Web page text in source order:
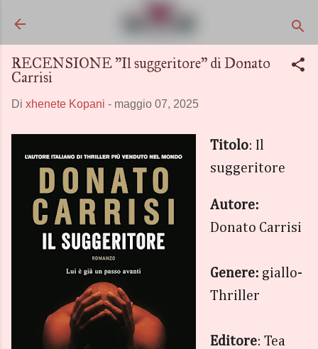
RECENSIONE "Il suggeritore" di Donato
Carrisi
Di xhenete Kopani - maggio 07, 2025
Titolo: Il
suggeritore
Autore:
Donato Carrisi
Genere: giallo-
Thriller
Editore: Tea